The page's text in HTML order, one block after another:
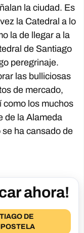
la ciudad. Es
la Catedral a lo
la de llegar a la
de Santiago
peregrinaje.
las bulliciosas
de mercado,
como los muchos
de la Alameda
se ha cansado de
ahora!
DE